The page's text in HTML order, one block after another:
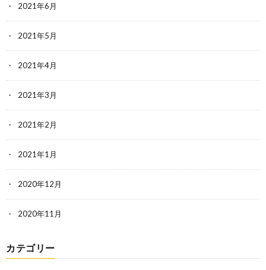
2021年6月
2021年5月
2021年4月
2021年3月
2021年2月
2021年1月
2020年12月
2020年11月
カテゴリー